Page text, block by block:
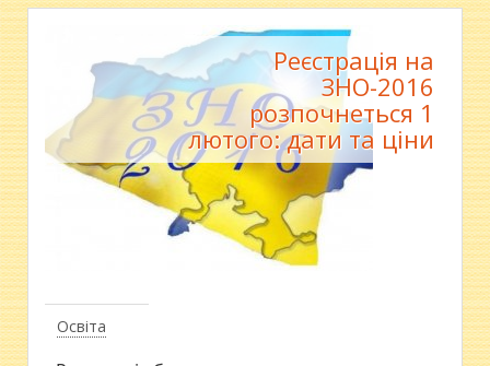
Освіта
Реєстрація на
ЗНО-2016
розпочнеться 1
лютого: дати та ціни